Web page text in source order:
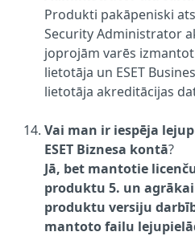
Produkti pakāpeniski
Security Administrator
joprojām varēs izmantot
lietotāja un ESET
lietotāja akreditācijas
Vai man ir iespēja
ESET Biznesa kontā?
Jā, bet mantotie
produktu 5. un
produktu versiju
mantoto failu